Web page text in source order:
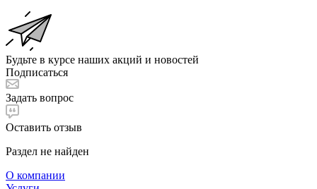
Будьте в курсе наших акций и новостей
Подписаться
Задать вопрос
Оставить отзыв
Раздел не найден
О компании